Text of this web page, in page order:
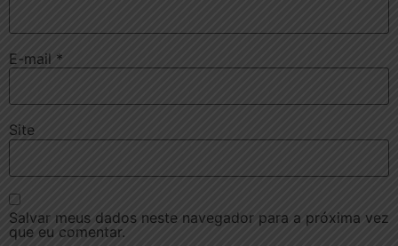
E-mail *
Site
Salvar meus dados neste navegador para a próxima vez
que eu comentar.